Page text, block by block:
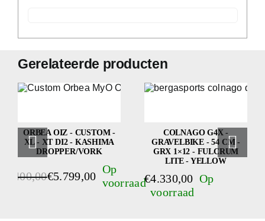
Gerelateerde producten
ORBEA OIZ - CUSTOM -
XL - XT DI2 - KASHIMA
DROPPER/VORK
6.400,00€5.799,00
COLNAGO G4X -
GRAVELBIKE - 54 CM -
GRX 1×12 - FULCRUM
LITE - YELLOW
€4.330,00